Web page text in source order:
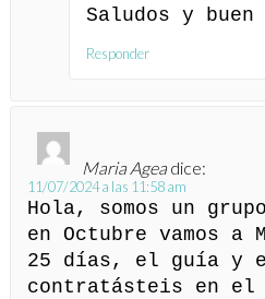
Saludos y
Responder
Maria Agea dice:
11/07/2024 a las 11:58 am
Hola, somos un
en Octubre vamos a
25 días, el guía y
contratásteis en el